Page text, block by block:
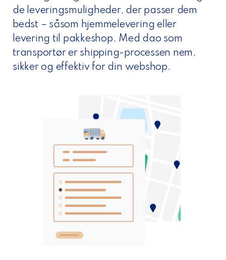
de leveringsmuligheder, der passer dem
bedst – såsom hjemmelevering eller
levering til pakkeshop. Med dao som
transportør er shipping-processen nem,
sikker og effektiv for din webshop.